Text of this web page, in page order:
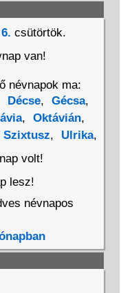
csütörtök.
van!
névnapok ma:
Décse, Gécsa,
, Oktávián,
Szixtusz, Ulrika,
volt!
lesz!
névnapos